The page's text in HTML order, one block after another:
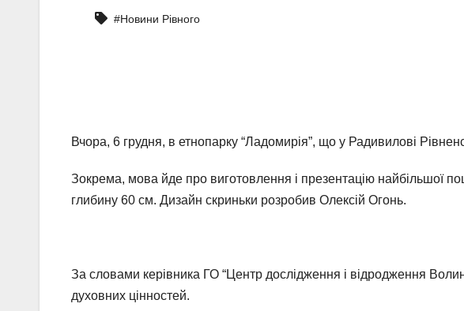
#Новини Рівного
Вчора, 6 грудня, в етнопарку “Ладомирія”, що у Радивилові
Зокрема, мова йде про виготовлення і презентацію найбільшої
глибину 60 см. Дизайн скриньки розробив Олексій Огонь.
За словами керівника ГО “Центр дослідження і відродження
духовних цінностей.